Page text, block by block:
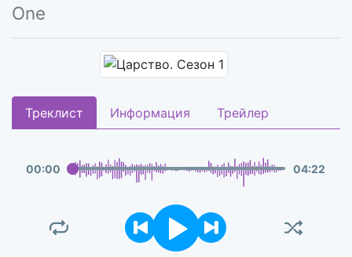
One
Треклист Информация Трейлер
00:00 04:22